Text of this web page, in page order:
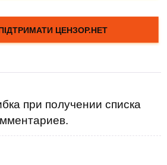
при получении списка